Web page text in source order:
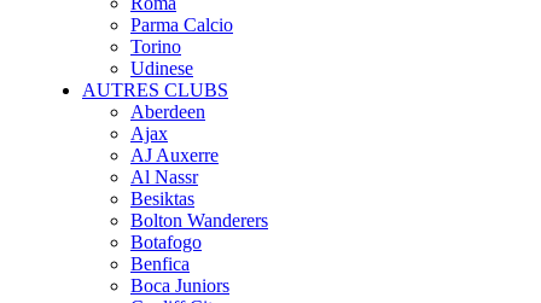
Parma Calcio
Torino
Udinese
AUTRES CLUBS
Aberdeen
Ajax
AJ Auxerre
Al Nassr
Besiktas
Bolton Wanderers
Botafogo
Benfica
Boca Juniors